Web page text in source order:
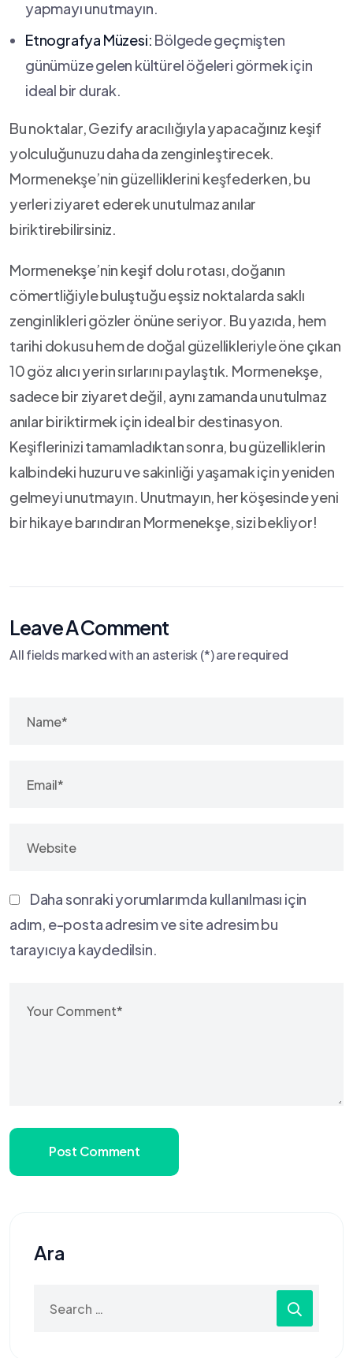
yapmayı unutmayın.
Etnografya Müzesi: Bölgede ⁤geçmişten
günümüze gelen kültürel öğeleri görmek için
ideal bir durak.
Bu‌ noktalar, Gezify aracılığıyla yapacağınız keşif
yolculuğunuzu daha da zenginleştirecek.
Mormenekşe’nin güzelliklerini keşfederken, bu
yerleri ziyaret ederek unutulmaz anılar
biriktirebilirsiniz.
Mormenekşe’nin keşif dolu rotası, doğanın
cömertliğiyle buluştuğu eşsiz noktalarda saklı
‌zenginlikleri gözler önüne seriyor. Bu yazıda, hem
tarihi dokusu hem de doğal güzellikleriyle öne çıkan
10 göz alıcı yerin ​sırlarını paylaştık. Mormenekşe,
sadece bir ziyaret değil, aynı zamanda unutulmaz
⁢anılar biriktirmek için⁢ ideal⁣ bir destinasyon. ​
Keşiflerinizi tamamladıktan sonra, bu güzelliklerin
kalbindeki huzuru ve sakinliği yaşamak için yeniden
gelmeyi unutmayın. Unutmayın, her ‍köşesinde yeni
bir hikaye barındıran Mormenekşe, sizi bekliyor!
Leave A Comment
All fields marked with an asterisk (*) are required
Daha sonraki yorumlarımda kullanılması için
adım, e-posta adresim ve site adresim bu
tarayıcıya kaydedilsin.
Post Comment
Ara
for: